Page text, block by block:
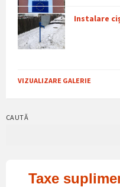
Instalare
VIZUALIZARE GALERIE
CAUTĂ
Taxe